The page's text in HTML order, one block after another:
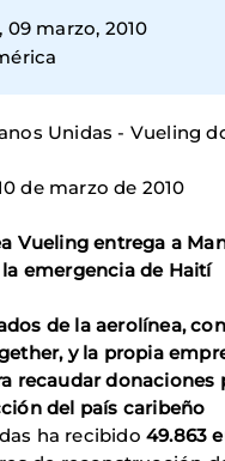
09 marzo, 2010
Unidas - Vueling
de marzo de 2010
Vueling entrega a
emergencia de Haití
de la aerolínea,
y la propia
recaudar donaciones
del país caribeño
ha recibido 49.863